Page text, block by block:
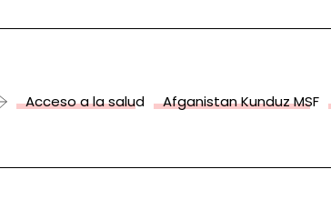
Acceso a la salud Afganistan Kunduz MSF